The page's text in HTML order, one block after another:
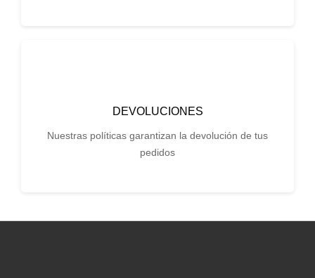
DEVOLUCIONES
Nuestras políticas garantizan la devolución de tus
pedidos